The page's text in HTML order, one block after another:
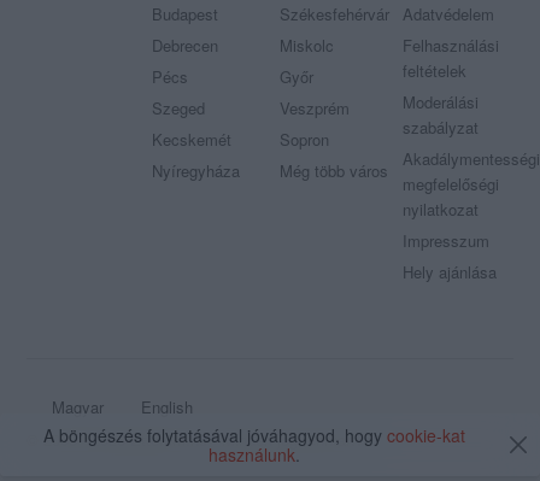
Budapest
Debrecen
Pécs
Szeged
Kecskemét
Nyíregyháza
Székesfehérvár
Miskolc
Győr
Veszprém
Sopron
Még több város
Adatvédelem
Felhasználási
feltételek
Moderálási
szabályzat
Akadálymentességi
megfelelőségi
nyilatkozat
Impresszum
Hely ajánlása
Magyar
English
© 2009 - 2026 Etterem.hu - Minden jog fenntartva
A böngészés folytatásával jóváhagyod, hogy cookie-kat
használunk.